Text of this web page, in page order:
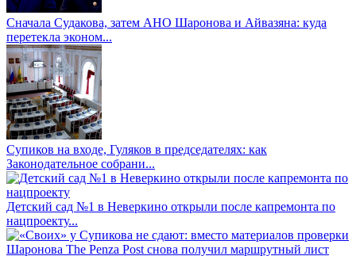
Сначала Судакова, затем АНО Шаронова и Айвазяна: куда
перетекла эконом...
Супиков на входе, Гуляков в председателях: как
Законодательное собрани...
Детский сад №1 в Неверкино открыли после капремонта по
нацпроекту...